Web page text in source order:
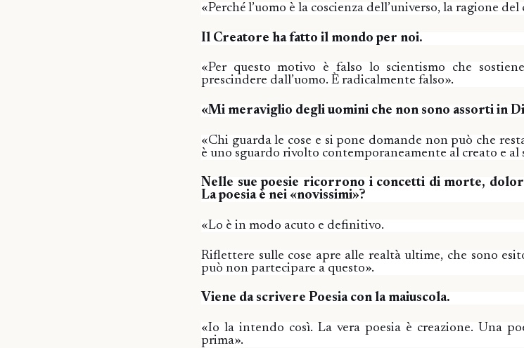
«Perché l’uomo è la coscienza dell’universo, la ragione del
Il Creatore ha fatto il mondo per noi.
«Per questo motivo è falso lo scientismo che
prescindere dall’uomo. È radicalmente falso».
«Mi meraviglio degli uomini che non sono assorti in
«Chi guarda le cose e si pone domande non può che
è uno sguardo rivolto contemporaneamente al creato e al
Nelle sue poesie ricorrono i concetti di morte,
La poesia è nei «novissimi»?
«Lo è in modo acuto e definitivo.
Riflettere sulle cose apre alle realtà ultime, che sono
può non partecipare a questo».
Viene da scrivere Poesia con la maiuscola.
«Io la intendo così. La vera poesia è creazione. Una
prima».